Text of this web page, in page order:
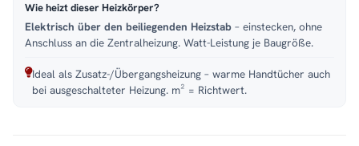
,
Wie heizt dieser Heizkörper?
Elektrisch über den beiliegenden Heizstab – einstecken, ohne
Anschluss an die Zentralheizung. Watt-Leistung je Baugröße.
Ideal als Zusatz-/Übergangsheizung – warme Handtücher auch
bei ausgeschalteter Heizung. m² = Richtwert.